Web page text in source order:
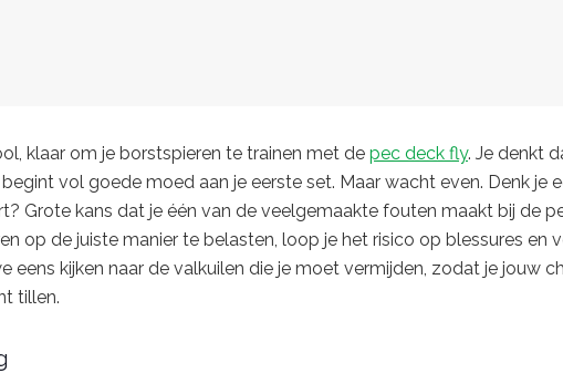
klaar om je borstspieren te trainen met de pec deck fly. Je denkt
vol goede moed aan je eerste set. Maar wacht even. Denk je
Grote kans dat je één van de veelgemaakte fouten maakt bij de
op de juiste manier te belasten, loop je het risico op blessures en
eens kijken naar de valkuilen die je moet vermijden, zodat je jouw
tillen.